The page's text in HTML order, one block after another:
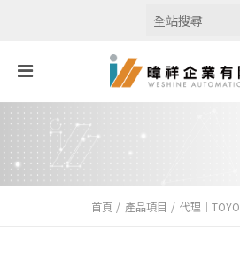
首頁 產品項目 代理｜TOYO